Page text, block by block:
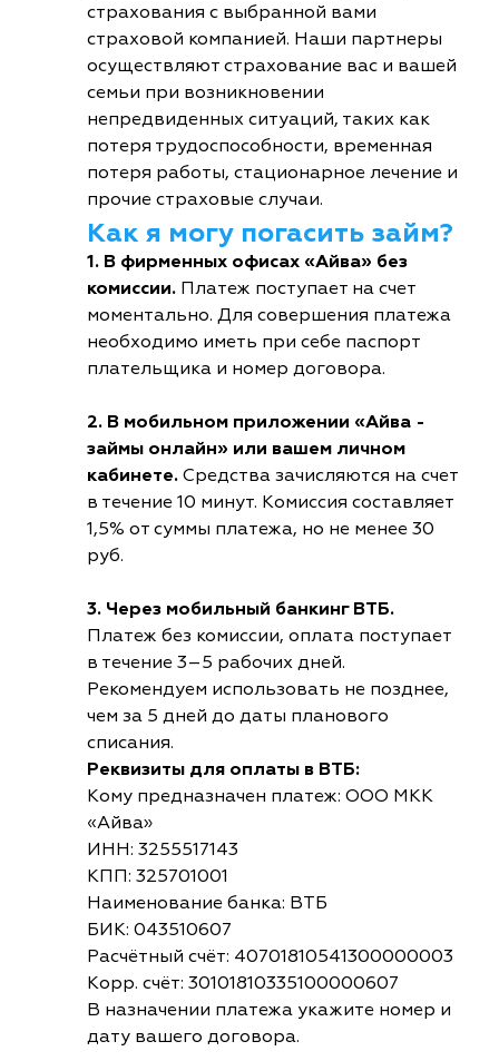
страхования с выбранной вами
страховой компанией. Наши партнеры
осуществляют страхование вас и вашей
семьи при возникновении
непредвиденных ситуаций, таких как
потеря трудоспособности, временная
потеря работы, стационарное лечение и
прочие страховые случаи.
Как я могу погасить займ?
1. В фирменных офисах «Айва» без
комиссии. Платеж поступает на счет
моментально. Для совершения платежа
необходимо иметь при себе паспорт
плательщика и номер договора.
2. В мобильном приложении «Айва -
займы онлайн» или вашем личном
кабинете. Средства зачисляются на счет
в течение 10 минут. Комиссия составляет
1,5% от суммы платежа, но не менее 30
руб.
3. Через мобильный банкинг ВТБ.
Платеж без комиссии, оплата поступает
в течение 3–5 рабочих дней.
Рекомендуем использовать не позднее,
чем за 5 дней до даты планового
списания.
Реквизиты для оплаты в ВТБ:
Кому предназначен платеж: ООО МКК
«Айва»
ИНН: 3255517143
КПП: 325701001
Наименование банка: ВТБ
БИК: 043510607
Расчётный счёт: 40701810541300000003
Корр. счёт: 30101810335100000607
В назначении платежа укажите номер и
дату вашего договора.